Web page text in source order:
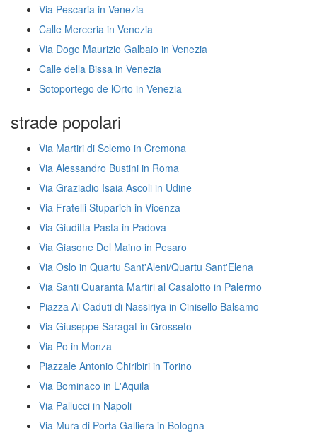
Via Pescaria in Venezia
Calle Merceria in Venezia
Via Doge Maurizio Galbaio in Venezia
Calle della Bissa in Venezia
Sotoportego de lOrto in Venezia
strade popolari
Via Martiri di Sclemo in Cremona
Via Alessandro Bustini in Roma
Via Graziadio Isaia Ascoli in Udine
Via Fratelli Stuparich in Vicenza
Via Giuditta Pasta in Padova
Via Giasone Del Maino in Pesaro
Via Oslo in Quartu Sant'Aleni/Quartu Sant'Elena
Via Santi Quaranta Martiri al Casalotto in Palermo
Piazza Ai Caduti di Nassiriya in Cinisello Balsamo
Via Giuseppe Saragat in Grosseto
Via Po in Monza
Piazzale Antonio Chiribiri in Torino
Via Bominaco in L'Aquila
Via Pallucci in Napoli
Via Mura di Porta Galliera in Bologna